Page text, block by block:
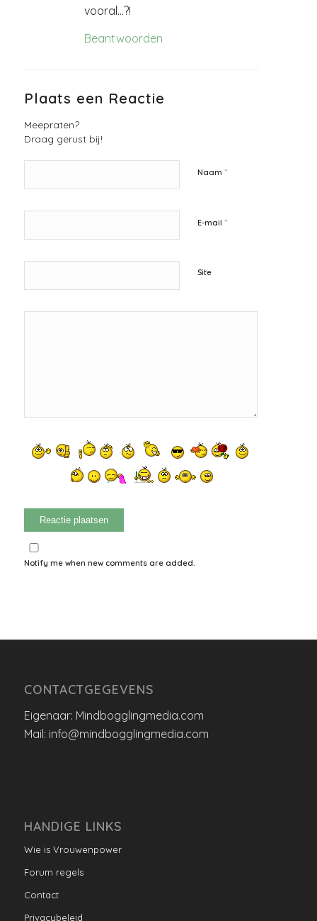
vooral…?!
Beantwoorden
Plaats een Reactie
Meepraten?
Draag gerust bij!
Naam *
E-mail *
Site
Notify me when new comments are added.
CONTACTGEGEVENS
Eigenaar: Mindbogglingmedia.com
Mail: info@mindbogglingmedia.com
HANDIGE LINKS
Wie is Vrouwenpower
Forum regels
Contact
Privacybeleid